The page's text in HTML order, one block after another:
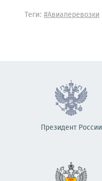
Теги: #Авиаперевозки
Президент России